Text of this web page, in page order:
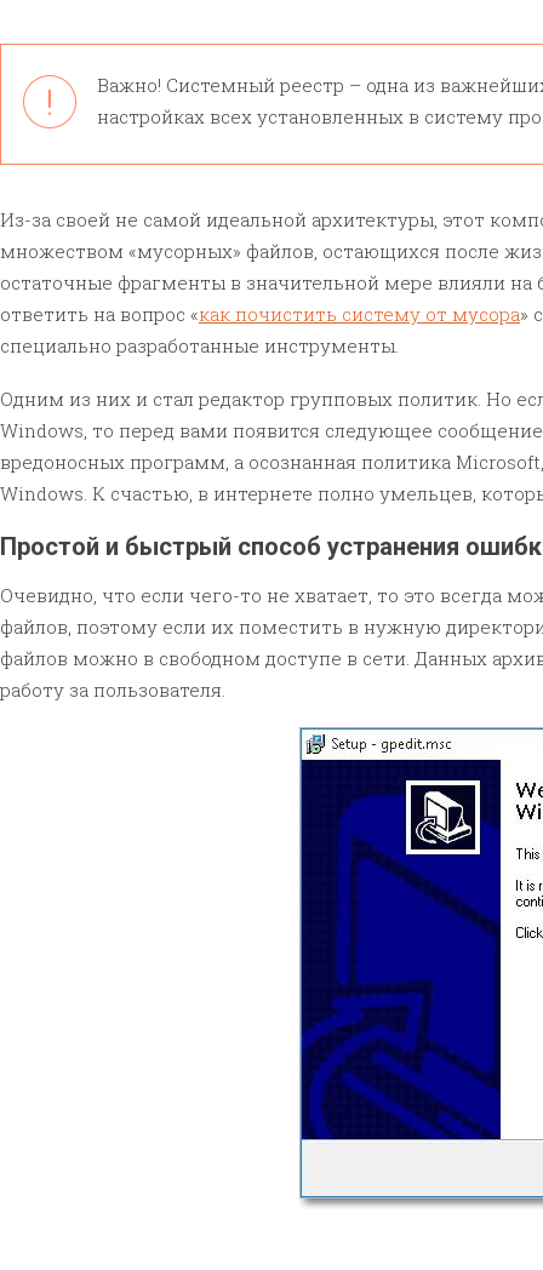
Важно! Системный реестр – одна из
настройках всех установленных в систему
Из-за своей не самой идеальной архитектуры, этот
множеством «мусорных» файлов, остающихся после
остаточные фрагменты в значительной мере влияли
ответить на вопрос «как почистить систему от мусора»
специально разработанные инструменты.
Одним из них и стал редактор групповых политик. Но
Windows, то перед вами появится следующее
вредоносных программ, а осознанная политика
Windows. К счастью, в интернете полно умельцев,
Простой и быстрый способ устранения
Очевидно, что если чего-то не хватает, то это всегда
файлов, поэтому если их поместить в нужную
файлов можно в свободном доступе в сети. Данных
работу за пользователя.